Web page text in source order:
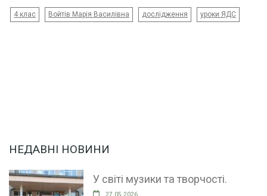
4 клас Войтів Марія Василівна дослідження уроки ЯДС
НЕДАВНІ НОВИНИ
У світі музики та творчості.